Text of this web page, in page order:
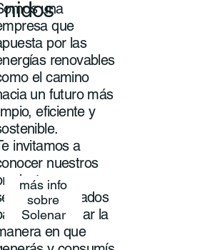
nidosuna
que
por las
renovables
el camino
un futuro más
eficiente y
invitamos a
nuestros
y
pensados
transformar la
en que
más info
sobre
Solenar